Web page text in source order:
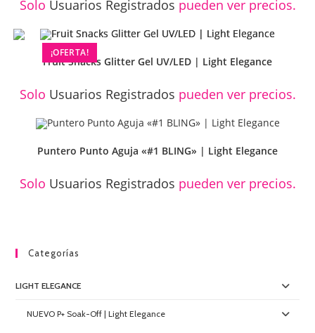
Solo Usuarios Registrados pueden ver precios.
¡OFERTA!
Fruit Snacks Glitter Gel UV/LED | Light Elegance
Solo Usuarios Registrados pueden ver precios.
Puntero Punto Aguja «#1 BLING» | Light Elegance
Solo Usuarios Registrados pueden ver precios.
Categorías
LIGHT ELEGANCE
NUEVO P+ Soak-Off | Light Elegance